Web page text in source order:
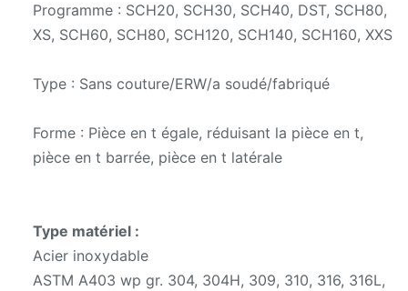
Programme : SCH20, SCH30, SCH40, DST, SCH80,
XS, SCH60, SCH80, SCH120, SCH140, SCH160, XXS
Type : Sans couture/ERW/a soudé/fabriqué
Forme : Pièce en t égale, réduisant la pièce en t,
pièce en t barrée, pièce en t latérale
Type matériel :
Acier inoxydable
ASTM A403 wp gr. 304, 304H, 309, 310, 316, 316L,